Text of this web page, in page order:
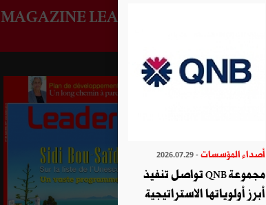
MAGAZINE LEADERS
أصداء المؤسسات- 2026.07.29
مجموعة QNB تواصل تنفيذ
أبرز أولوياتها الاستراتيجية